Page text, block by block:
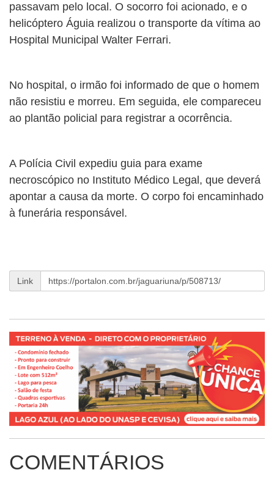
passavam pelo local. O socorro foi acionado, e o
helicóptero Águia realizou o transporte da vítima ao
Hospital Municipal Walter Ferrari.
No hospital, o irmão foi informado de que o homem
não resistiu e morreu. Em seguida, ele compareceu
ao plantão policial para registrar a ocorrência.
A Polícia Civil expediu guia para exame
necroscópico no Instituto Médico Legal, que deverá
apontar a causa da morte. O corpo foi encaminhado
à funerária responsável.
Link
COMENTÁRIOS